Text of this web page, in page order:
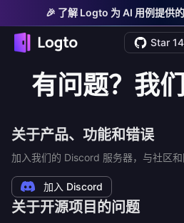
🎉 了解 Logto 为 AI 用例提供的
Star
有问题？我
关于产品、功能和错误
加入我们的 Discord 服务器，与社区和
加入 Discord
关于开源项目的问题